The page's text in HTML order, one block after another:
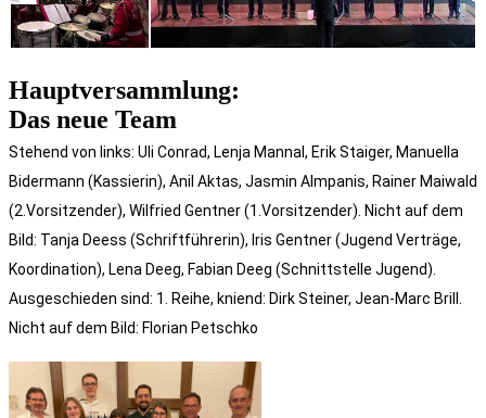
Hauptversammlung:
Das neue Team
Stehend von links: Uli Conrad, Lenja Mannal, Erik Staiger, Manuella
Bidermann (Kassierin), Anil Aktas, Jasmin Almpanis, Rainer Maiwald
(2.Vorsitzender), Wilfried Gentner (1.Vorsitzender). Nicht auf dem
Bild: Tanja Deess (Schriftführerin), Iris Gentner (Jugend Verträge,
Koordination), Lena Deeg, Fabian Deeg (Schnittstelle Jugend).
Ausgeschieden sind: 1. Reihe, kniend: Dirk Steiner, Jean-Marc Brill.
Nicht auf dem Bild: Florian Petschko